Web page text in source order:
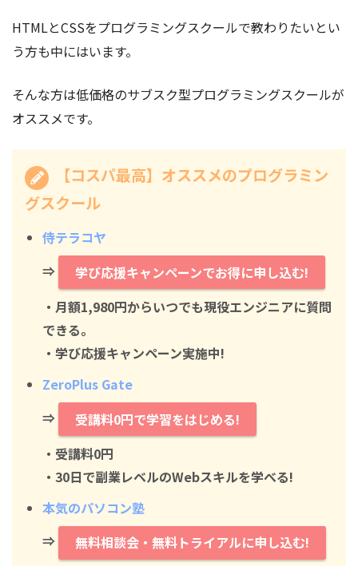
HTMLとCSSをプログラミングスクールで教わりたいとい
う方も中にはいます。
そんな方は低価格のサブスク型プログラミングスクールが
オススメです。
【コスパ最高】オススメのプログラミン
グスクール
侍テラコヤ
⇒
学び応援キャンペーンでお得に申し込む!
・月額1,980円からいつでも現役エンジニアに質問
できる。
・学び応援キャンペーン実施中!
ZeroPlus Gate
⇒
受講料0円で学習をはじめる!
・ 受講料0円
・30日で副業レベルのWebスキルを学べる!
本気のパソコン塾
⇒
無料相談会・無料トライアルに申し込む!